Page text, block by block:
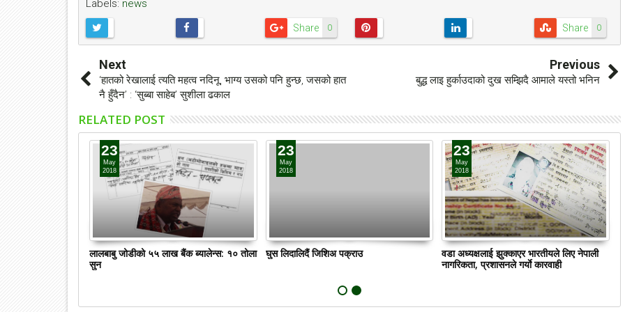
Labels: news
0
Share 0
Share
Next
‘हातको रेखालाई त्यति महत्व नदिनू, भाग्य उसको पनि हुन्छ, जसको हात
नै हुँदैन’ : ‘सुब्बा साहेब’ सुशीला ढकाल
Previous
बुद्ध लाइ हुर्काउदाको दुख सम्झिदै आमाले यस्तो भनिन
RELATED POST
23
May
2018
लालबाबु जोडीको ५५ लाख बैंक ब्यालेन्स: १० तोला
सुन
23
May
2018
घुस लिदालिदैं जिशिअ पक्राउ
23
May
2018
वडा अध्यक्षलाई झुक्काएर भारतीयले लिए नेपाली
नागरिकता, प्रशासनले गर्याे कारवाही
३ कक्षामा अध्यनरत अयुव
फिल्ममा डेव्यू गर्दै
shyane.com.np
थिएटर धाउछन्। द चन्दबाघ स्कुल काठमाडौंमा
अध्यनरत उनी अभिनय सिक्नका लागि मण्डला
धाउने गरेका हुन्। आफ्ना बाबु सन्तोष सेनको नयाँ
गोरेलाई मोरङ जिल्ला अदालत
लैजाँदै
अभियुक्त चुडामणी उप्रेतीलाई आज नै जिल्ला
अदालत मोरङमा उपस्थित गराउने भएको छ।
मंगलवार दिउँसो सरकारले गठन गरेको विषेश
छानविन समितिले पक्राउ गरेको ‘गोर...
22